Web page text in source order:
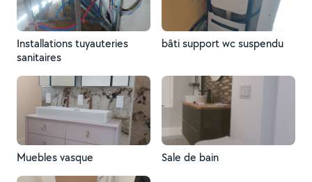
Installations tuyauteries
sanitaires
bâti support wc suspendu
Muebles vasque Sale de bain